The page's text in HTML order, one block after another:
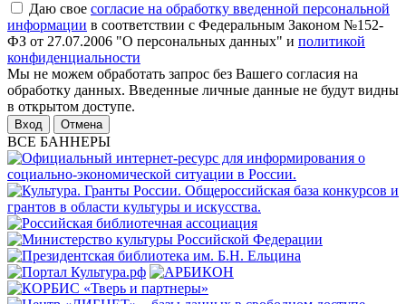
Даю свое согласие на обработку введенной персональной
информации в соответствии с Федеральным Законом №152-
ФЗ от 27.07.2006 "О персональных данных" и политикой
конфиденциальности
Мы не можем обработать запрос без Вашего согласия на
обработку данных. Введенные личные данные не будут видны
в открытом доступе.
Отмена
ВСЕ БАННЕРЫ